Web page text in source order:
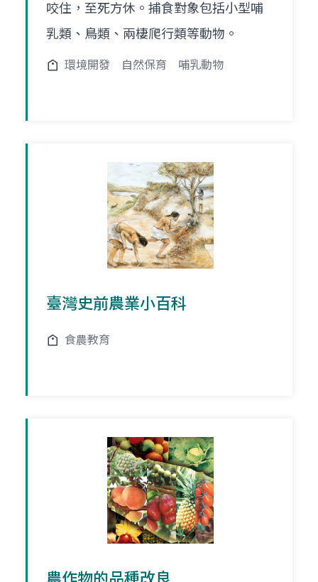
咬住，至死方休。捕食對象包括小型哺
乳類、鳥類、兩棲爬行類等動物。
環境開發 自然保育 哺乳動物
臺灣史前農業小百科
食農教育